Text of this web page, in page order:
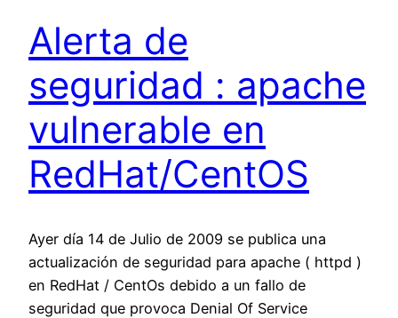
Alerta de
seguridad : apache
vulnerable en
RedHat/CentOS
Ayer día 14 de Julio de 2009 se publica una
actualización de seguridad para apache ( httpd )
en RedHat / CentOs debido a un fallo de
seguridad que provoca Denial Of Service